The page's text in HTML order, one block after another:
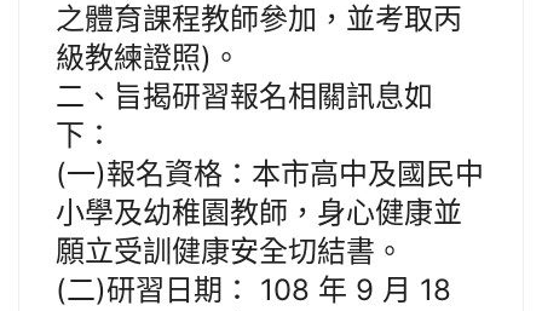
之體育課程教師參加，並考取丙
級教練證照)。
二、旨揭研習報名相關訊息如
下：
(一)報名資格：本市高中及國民中
小學及幼稚園教師，身心健康並
願立受訓健康安全切結書。
(二)研習日期： 108 年 9 月 18